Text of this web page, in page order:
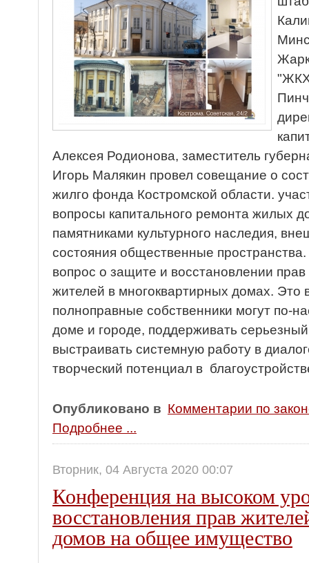
"ЖКХ
Алексея Родионова, заместитель
Игорь Малякин провел совещание о
жилго фонда Костромской области.
вопросы капитального ремонта жилых
памятниками культурного наследия,
состояния общественные
вопрос о защите и восстановлении
жителей в многоквартирных домах. Это
полноправные собственники могут по-
доме и городе, поддерживать
выстраивать системную работу в
творческий потенциал в
Опубликовано в Комментарии по
Подробнее ...
Вторник, 04 Августа 2020 00:07
Конференция на высоком
восстановления прав
домов на общее имущество